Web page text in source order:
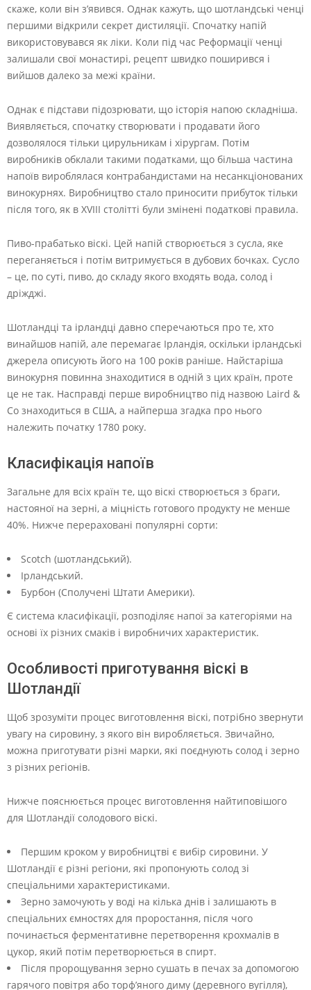
скаже, коли він з’явився. Однак кажуть, що шотландські ченці
першими відкрили секрет дистиляції. Спочатку напій
використовувався як ліки. Коли під час Реформації ченці
залишали свої монастирі, рецепт швидко поширився і
вийшов далеко за межі країни.
Однак є підстави підозрювати, що історія напою складніша.
Виявляється, спочатку створювати і продавати його
дозволялося тільки цирульникам і хірургам. Потім
виробників обклали такими податками, що більша частина
напоїв вироблялася контрабандистами на несанкціонованих
винокурнях. Виробництво стало приносити прибуток тільки
після того, як в XVIII столітті були змінені податкові правила.
Пиво-прабатько віскі. Цей напій створюється з сусла, яке
переганяється і потім витримується в дубових бочках. Сусло
– це, по суті, пиво, до складу якого входять вода, солод і
дріжджі.
Шотландці та ірландці давно сперечаються про те, хто
винайшов напій, але перемагає Ірландія, оскільки ірландські
джерела описують його на 100 років раніше. Найстаріша
винокурня повинна знаходитися в одній з цих країн, проте
це не так. Насправді перше виробництво під назвою Laird &
Co знаходиться в США, а найперша згадка про нього
належить початку 1780 року.
Класифікація напоїв
Загальне для всіх країн те, що віскі створюється з браги,
настояної на зерні, а міцність готового продукту не менше
40%. Нижче перераховані популярні сорти:
Scotch (шотландський).
Ірландський.
Бурбон (Сполучені Штати Америки).
Є система класифікації, розподіляє напої за категоріями на
основі їх різних смаків і виробничих характеристик.
Особливості приготування віскі в
Шотландії
Щоб зрозуміти процес виготовлення віскі, потрібно звернути
увагу на сировину, з якого він виробляється. Звичайно,
можна приготувати різні марки, які поєднують солод і зерно
з різних регіонів.
Нижче пояснюється процес виготовлення найтиповішого
для Шотландії солодового віскі.
Першим кроком у виробництві є вибір сировини. У
Шотландії є різні регіони, які пропонують солод зі
спеціальними характеристиками.
Зерно замочують у воді на кілька днів і залишають в
спеціальних ємностях для проростання, після чого
починається ферментативне перетворення крохмалів в
цукор, який потім перетворюється в спирт.
Після пророщування зерно сушать в печах за допомогою
гарячого повітря або торф’яного диму (деревного вугілля),